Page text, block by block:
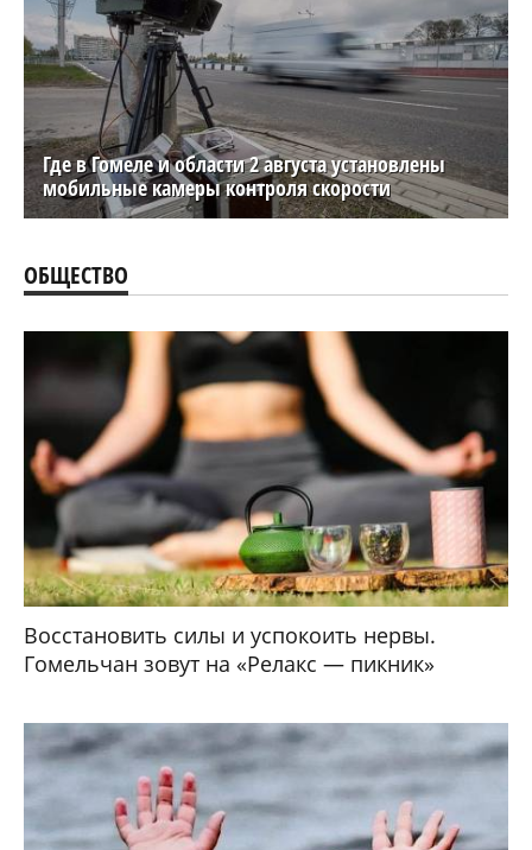
Где в Гомеле и области 2 августа установлены
мобильные камеры контроля скорости
ОБЩЕСТВО
Восстановить силы и успокоить нервы.
Гомельчан зовут на «Релакс — пикник»